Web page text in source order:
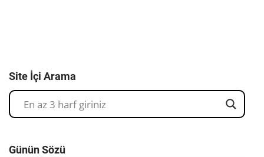
Site İçi Arama
Günün Sözü